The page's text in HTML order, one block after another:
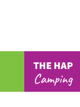
THE HAP
Camping